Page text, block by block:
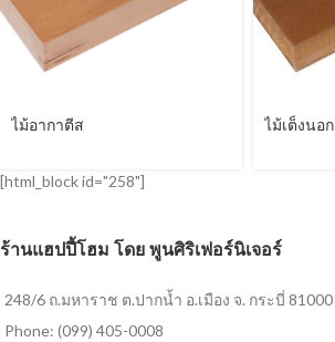
ไม้อากาตีส ไม้เต็งนอก
[html_block id="258"]
ร้านแฮปปี้โฮม โดย พูนศิริเฟอร์นิเจอร์
248/6 ถ.มหาราช ต.ปากน้ำ อ.เมือง จ. กระบี่ 81000
Phone: (099) 405-0008